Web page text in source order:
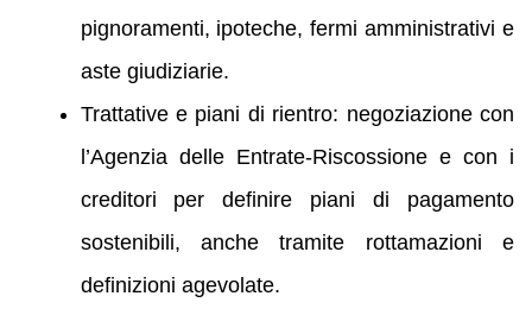
pignoramenti, ipoteche, fermi amministrativi e
aste giudiziarie.
Trattative e piani di rientro: negoziazione con
l’Agenzia delle Entrate-Riscossione e con i
creditori per definire piani di pagamento
sostenibili, anche tramite rottamazioni e
definizioni agevolate.